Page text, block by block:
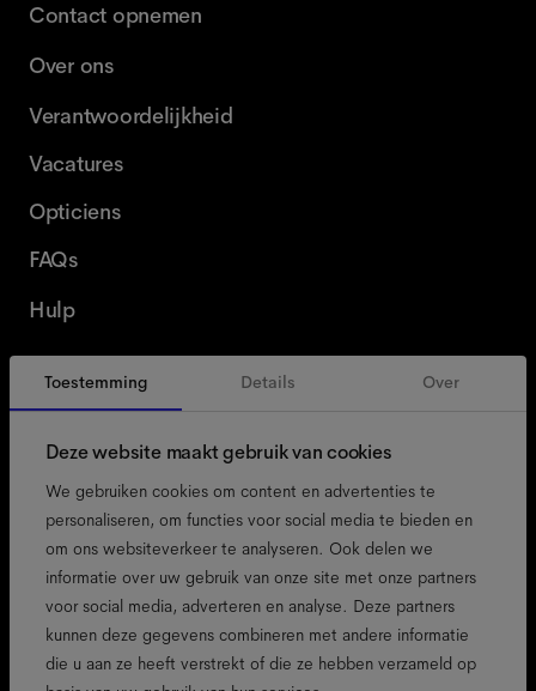
Toestemming Details Over
Deze website maakt gebruik van cookies
We gebruiken cookies om content en advertenties te
personaliseren, om functies voor social media te bieden en
om ons websiteverkeer te analyseren. Ook delen we
informatie over uw gebruik van onze site met onze partners
voor social media, adverteren en analyse. Deze partners
kunnen deze gegevens combineren met andere informatie
die u aan ze heeft verstrekt of die ze hebben verzameld op
Contact opnemen
Over ons
Verantwoordelijkheid
Vacatures
Opticiens
FAQs
Hulp
België Dutch
toegankelijkheid
cookiebeleid
colofon
privacybeleid